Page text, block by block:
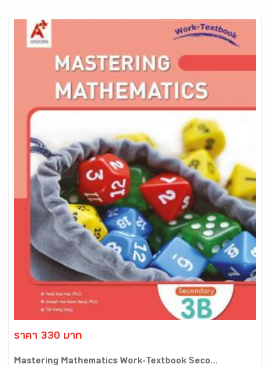
ราคา 330 บาท
Mastering Mathematics Work-Textbook Seco...